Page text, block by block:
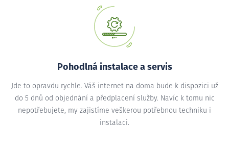
Pohodlná instalace a servis
Jde to opravdu rychle. Váš internet na doma bude k dispozici už
do 5 dnů od objednání a předplacení služby. Navíc k tomu nic
nepotřebujete, my zajistíme veškerou potřebnou techniku i
instalaci.